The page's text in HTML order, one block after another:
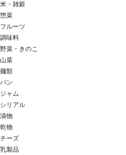
米・雑穀
惣菜
フルーツ
調味料
野菜・きのこ
山菜
麺類
パン
ジャム
シリアル
漬物
乾物
チーズ
乳製品